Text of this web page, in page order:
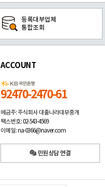
등록대부업체
통합조회
ACCOUNT
92470-2470-61
예금주: 주식회사 대출나라대부중개
팩스번호: 02-543-4569
이메일: na-0366@naver.com
민원상담 연결